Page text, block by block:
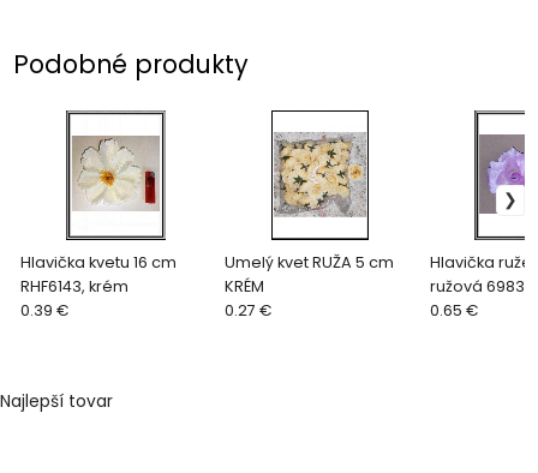
Podobné produkty
Hlavička kvetu 16 cm
RHF6143, krém
0.39 €
Umelý kvet RUŽA 5 cm
KRÉM
0.27 €
Hlavička ruže
ružová 6983
0.65 €
Najlepší tovar